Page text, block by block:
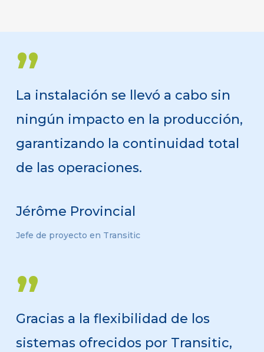
”
La instalación se llevó a cabo sin
ningún impacto en la producción,
garantizando la continuidad total
de las operaciones.
Jérôme Provincial
Jefe de proyecto en Transitic
”
Gracias a la flexibilidad de los
sistemas ofrecidos por Transitic,